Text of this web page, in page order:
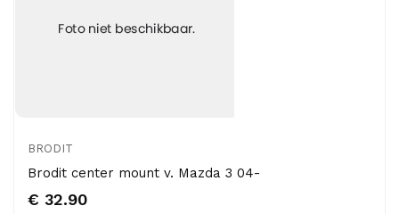
BRODIT
Brodit center mount v. Mazda 3 04-
€ 32.90